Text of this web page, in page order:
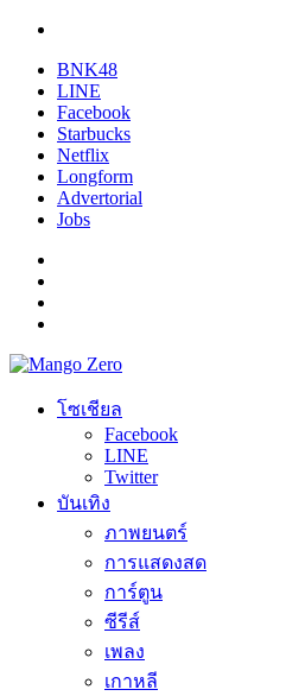
BNK48
LINE
Facebook
Starbucks
Netflix
Longform
Advertorial
Jobs
โซเชียล
Facebook
LINE
Twitter
บันเทิง
ภาพยนตร์
การแสดงสด
การ์ตูน
ซีรีส์
เพลง
เกาหลี